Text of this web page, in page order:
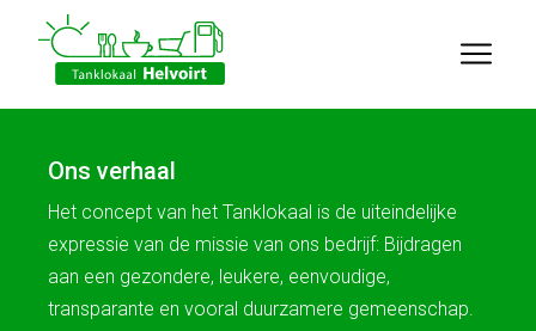
Ons verhaal
Het concept van het Tanklokaal is de uiteindelijke
expressie van de missie van ons bedrijf: Bijdragen
aan een gezondere, leukere, eenvoudige,
transparante en vooral duurzamere gemeenschap.